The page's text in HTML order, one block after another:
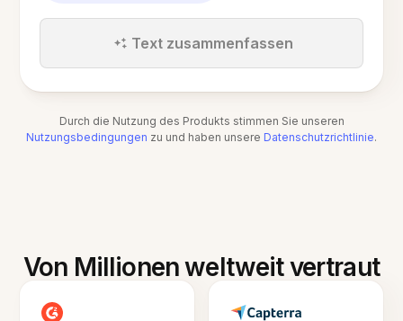
Text zusammenfassen
Durch die Nutzung des Produkts stimmen Sie unseren
Nutzungsbedingungen zu und haben unsere Datenschutzrichtlinie.
Von Millionen weltweit vertraut